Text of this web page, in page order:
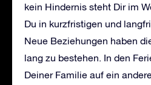
kein Hindernis steht Dir im
Du in kurzfristigen und
Neue Beziehungen haben
lang zu bestehen. In den
Deiner Familie auf ein